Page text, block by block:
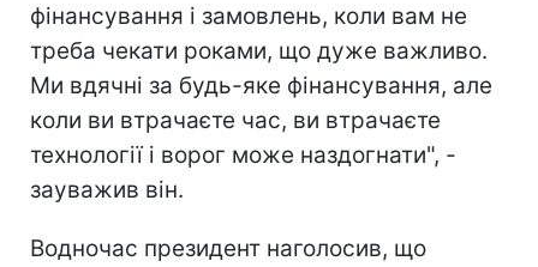
фінансування і замовлень, коли вам не
треба чекати роками, що дуже важливо.
Ми вдячні за будь-яке фінансування, але
коли ви втрачаєте час, ви втрачаєте
технології і ворог може наздогнати", -
зауважив він.
Водночас президент наголосив, що